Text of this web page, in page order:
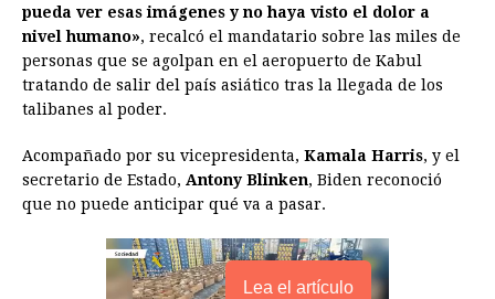
pueda ver esas imágenes y no haya visto el dolor a
nivel humano», recalcó el mandatario sobre las miles de
personas que se agolpan en el aeropuerto de Kabul
tratando de salir del país asiático tras la llegada de los
talibanes al poder.
Acompañado por su vicepresidenta, Kamala Harris, y el
secretario de Estado, Antony Blinken, Biden reconoció
que no puede anticipar qué va a pasar.
Lea el artículo